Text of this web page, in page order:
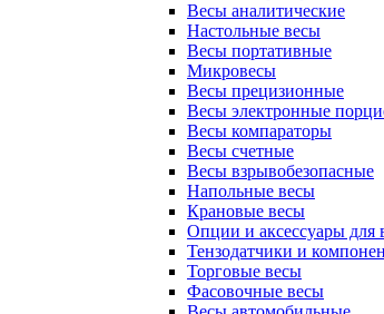
Весы аналитические
Настольные весы
Весы портативные
Микровесы
Весы прецизионные
Весы электронные
Весы компараторы
Весы счетные
Весы взрывобезопасные
Напольные весы
Крановые весы
Опции и аксессуары для
Тензодатчики и
Торговые весы
Фасовочные весы